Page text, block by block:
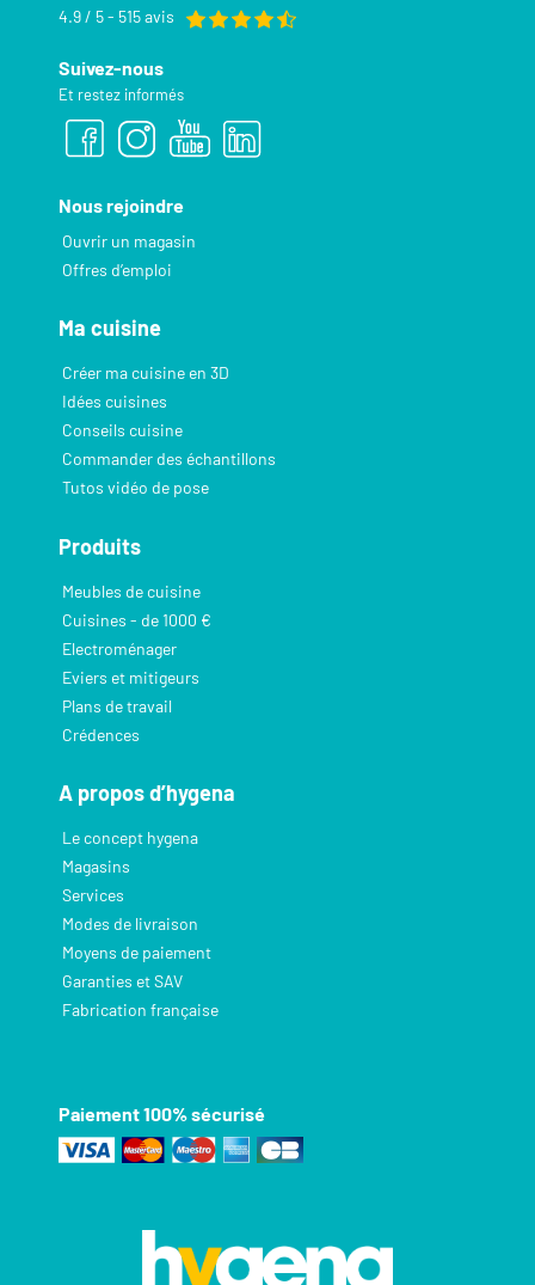
4.9 / 5 - 515 avis
Suivez-nous
Et restez informés
Nous rejoindre
Ouvrir un magasin
Offres d’emploi
Ma cuisine
Créer ma cuisine en 3D
Idées cuisines
Conseils cuisine
Commander des échantillons
Tutos vidéo de pose
Produits
Meubles de cuisine
Cuisines - de 1000 €
Electroménager
Eviers et mitigeurs
Plans de travail
Crédences
A propos d’hygena
Le concept hygena
Magasins
Services
Modes de livraison
Moyens de paiement
Garanties et SAV
Fabrication française
Paiement 100% sécurisé